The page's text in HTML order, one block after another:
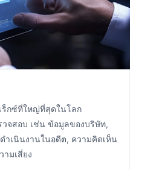
ร็กซ์ที่ใหญ่ที่สุดในโลก
จสอบ เช่น ข้อมูลของบริษัท,
ำเนินงานในอดีต, ความคิดเห็น
มเสี่ยง